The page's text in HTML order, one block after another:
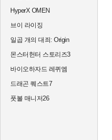
HyperX OMEN
브이 라이징
일곱 개의 대죄: Origin
몬스터헌터 스토리즈3
바이오하자드 레퀴엠
드래곤 퀘스트7
풋볼 매니저26